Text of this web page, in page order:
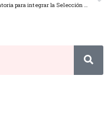
Convocatoria para integrar la Selección de Básquet – Mayores Varones